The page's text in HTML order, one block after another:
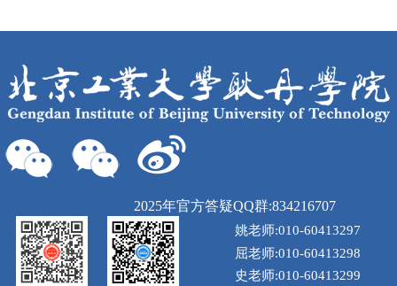
2025年官方答疑QQ群:834216707
姚老师:010-60413297
屈老师:010-60413298
史老师:010-60413299